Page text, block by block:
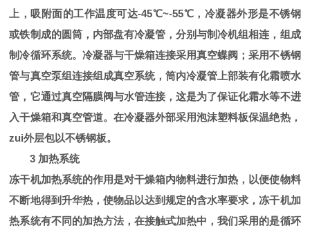
上，吸附面的工作温度可达-45℃~-55℃，冷凝器外形是不锈钢
或铁制成的圆筒，内部盘有冷凝管，分别与制冷机组相连，组成
制冷循环系统。冷凝器与干燥箱连接采用真空蝶阀；采用不锈钢
管与真空泵组连接组成真空系统，筒内冷凝管上部装有化霜喷水
管，它通过真空隔膜阀与水管连接，这是为了保证化霜水等不进
入干燥箱和真空管道。在冷凝器外部采用泡沫塑料板保温绝热，
zui外层包以不锈钢板。
3 加热系统
冻干机加热系统的作用是对干燥箱内物料进行加热，以便使物料
不断地得到升华热，使物品以达到规定的含水率要求，冻干机加
热系统有不同的加热方法，在接触式加热中，我们采用的是循环